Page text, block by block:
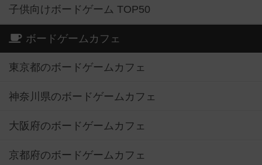
子供向けボードゲーム TOP50
ボードゲームカフェ
東京都のボードゲームカフェ
神奈川県のボードゲームカフェ
大阪府のボードゲームカフェ
京都府のボードゲームカフェ